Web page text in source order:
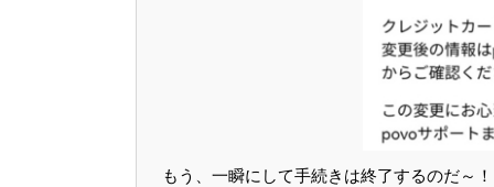
もう、一瞬にして手続きは終了するのだ～